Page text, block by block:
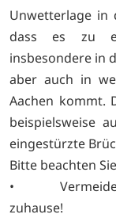
Unwetterlage in
dass es zu
insbesondere in
aber auch in
Aachen kommt.
beispielsweise
eingestürzte
Bitte beachten
• Vermeiden
zuhause!